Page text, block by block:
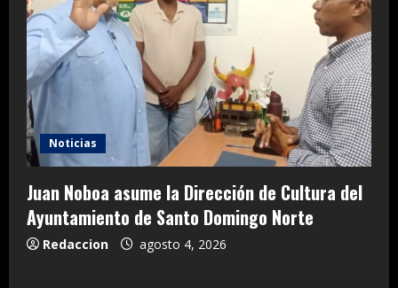
Noticias
Juan Noboa asume la Dirección de Cultura del
Ayuntamiento de Santo Domingo Norte
Redaccion agosto 4, 2026